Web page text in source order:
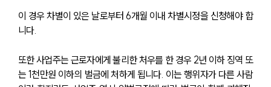
이 경우 차별이 있은 날로부터 6개월 이내 차별시정을 신청해야 합
니다.
또한 사업주는 근로자에게 불리한 처우를 한 경우 2년 이하 징역 또
는 1천만원 이하의 벌금에 처하게 됩니다. 이는 행위자가 다른 사람